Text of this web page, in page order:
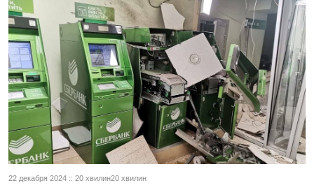
22 декабря 2024 :: 20 хвилин20 хвилин